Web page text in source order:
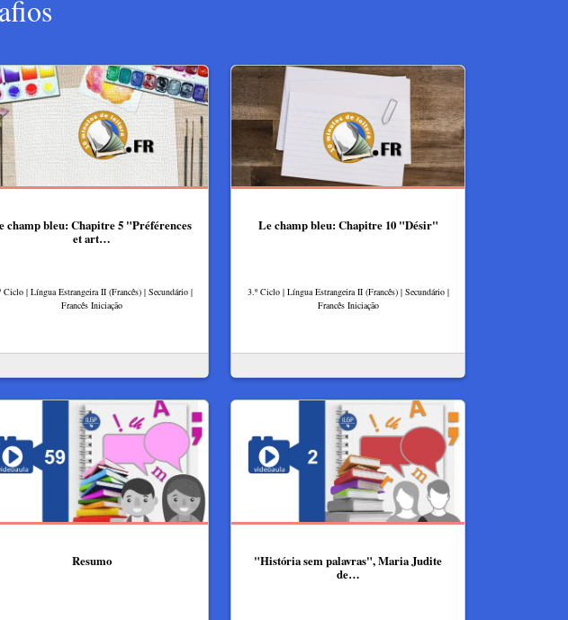
champ bleu: Chapitre 5 "Préférences
et art…
Ciclo | Língua Estrangeira II (Francês) | Secundário |
Francês Iniciação
Le champ bleu: Chapitre 10 "Désir"
3.º Ciclo | Língua Estrangeira II (Francês) | Secundário |
Francês Iniciação
Resumo
"História sem palavras", Maria Judite
de…